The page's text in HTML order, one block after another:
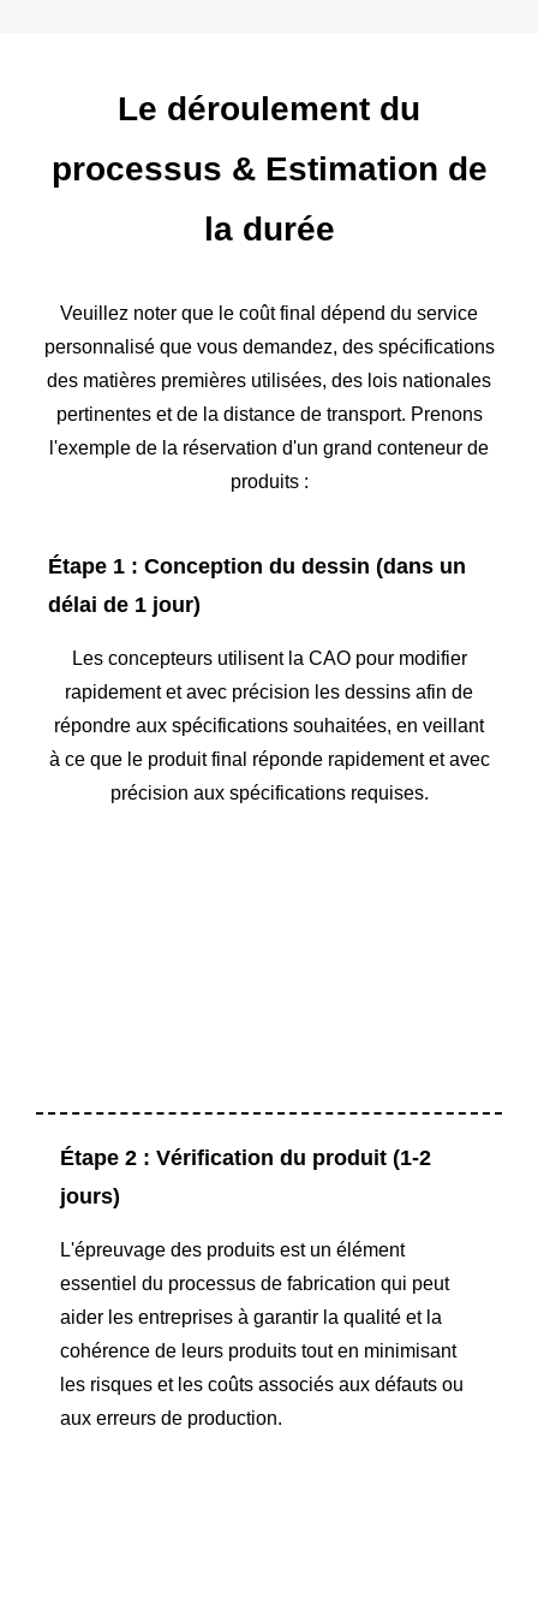
Le déroulement du
processus & Estimation de
la durée
Veuillez noter que le coût final dépend du service
personnalisé que vous demandez, des spécifications
des matières premières utilisées, des lois nationales
pertinentes et de la distance de transport. Prenons
l'exemple de la réservation d'un grand conteneur de
produits :
Étape 1 : Conception du dessin (dans un
délai de 1 jour)
Les concepteurs utilisent la CAO pour modifier
rapidement et avec précision les dessins afin de
répondre aux spécifications souhaitées, en veillant
à ce que le produit final réponde rapidement et avec
précision aux spécifications requises.
Étape 2 : Vérification du produit (1-2
jours)
L'épreuvage des produits est un élément
essentiel du processus de fabrication qui peut
aider les entreprises à garantir la qualité et la
cohérence de leurs produits tout en minimisant
les risques et les coûts associés aux défauts ou
aux erreurs de production.